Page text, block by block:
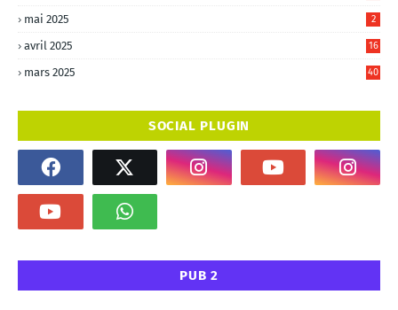
mai 2025 2
avril 2025 16
mars 2025 40
SOCIAL PLUGIN
PUB 2